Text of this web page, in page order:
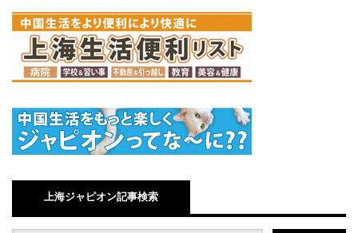
上海ジャピオン記事検索